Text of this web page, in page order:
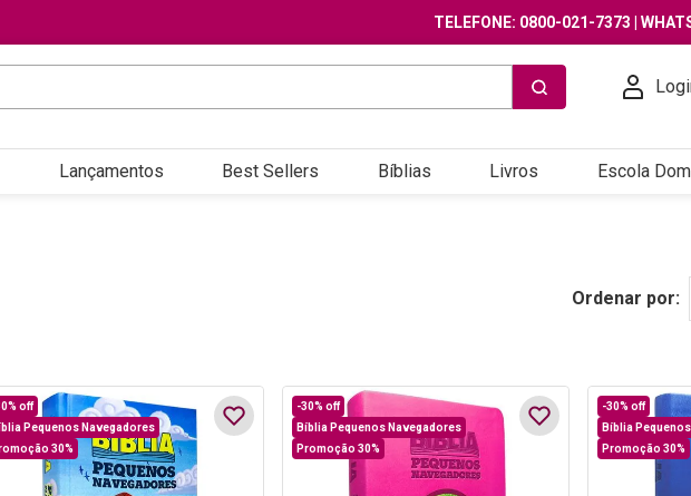
TELEFONE: 0800-021-7373 |
Lançamentos Best Sellers Bíblias Livros Escola
Ordenar por:
off
Pequenos Navegadores
30%
-30% off
Bíblia Pequenos Navegadores
Promoção 30%
-30% off
Bíblia
Promoção 30%